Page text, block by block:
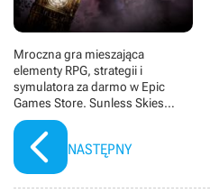
Mroczna gra mieszająca
elementy RPG, strategii i
symulatora za darmo w Epic
Games Store. Sunless Skies
zebrało bardzo wysokie oceny
NASTĘPNY